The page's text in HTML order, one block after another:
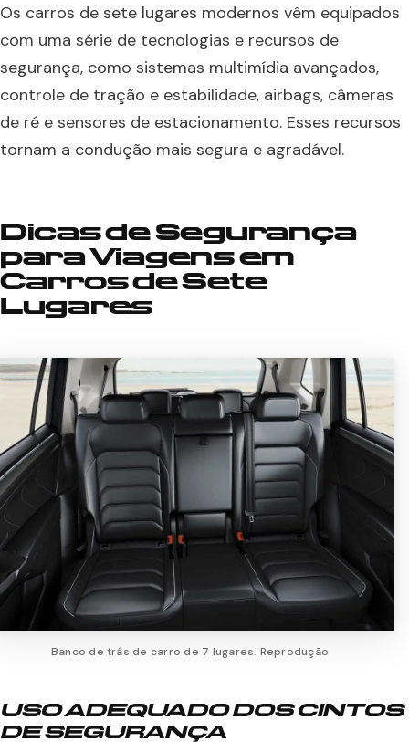
Os carros de sete lugares modernos vêm equipados
com uma série de tecnologias e recursos de
segurança, como sistemas multimídia avançados,
controle de tração e estabilidade, airbags, câmeras
de ré e sensores de estacionamento. Esses recursos
tornam a condução mais segura e agradável.
Dicas de Segurança
para Viagens em
Carros de Sete
Lugares
Banco de trás de carro de 7 lugares. Reprodução
USO ADEQUADO DOS CINTOS
DE SEGURANÇA